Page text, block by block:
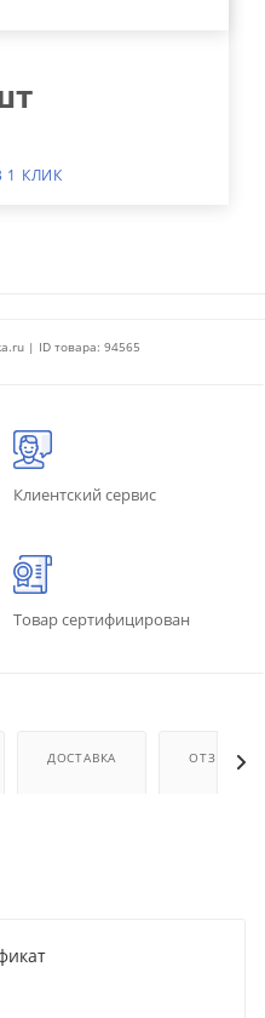
1 КЛИК
| ID товара: 94565
Клиентский сервис
Товар сертифицирован
ДОСТАВКА ОТЗЫВЫ